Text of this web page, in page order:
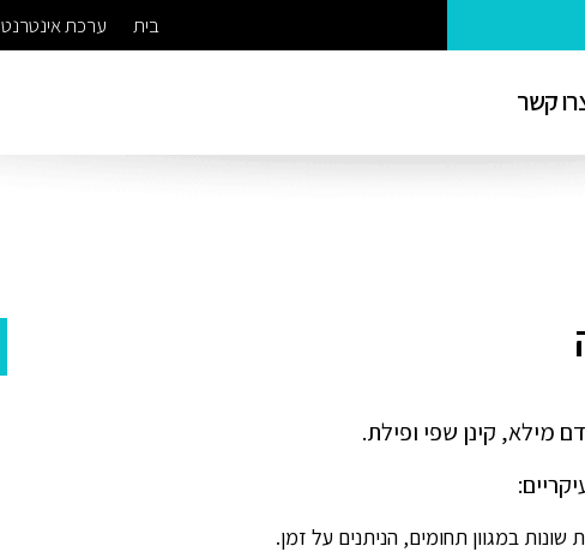
בית ערכת אינטרנט
קשר
מילא, קינן שפי ופילת.
שונות במגוון תחומים, הניתנים על זמן.